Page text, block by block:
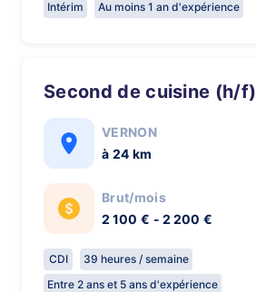
Intérim Au moins 1 an d'expérience
Second de cuisine (h/f)
VERNON
à 24 km
Brut/mois
2 100 € - 2 200 €
CDI
39 heures / semaine
Entre 2 ans et 5 ans d'expérience